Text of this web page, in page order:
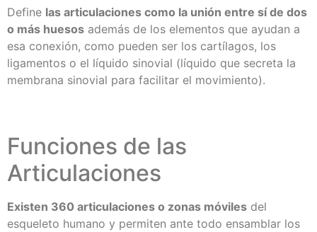
Define las articulaciones como la unión entre sí de dos
o más huesos además de los elementos que ayudan a
esa conexión, como pueden ser los cartílagos, los
ligamentos o el líquido sinovial (líquido que secreta la
membrana sinovial para facilitar el movimiento).
Funciones de las
Articulaciones
Existen 360 articulaciones o zonas móviles del
esqueleto humano y permiten ante todo ensamblar los